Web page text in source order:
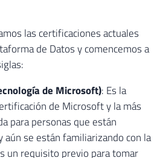
las certificaciones actuales
de Datos y comencemos a
de Microsoft): Es la
de Microsoft y la más
para personas que están
aún se están familiarizando con la
un requisito previo para tomar